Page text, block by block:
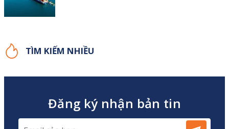
TÌM KIẾM NHIỀU
Đăng ký nhận bản tin